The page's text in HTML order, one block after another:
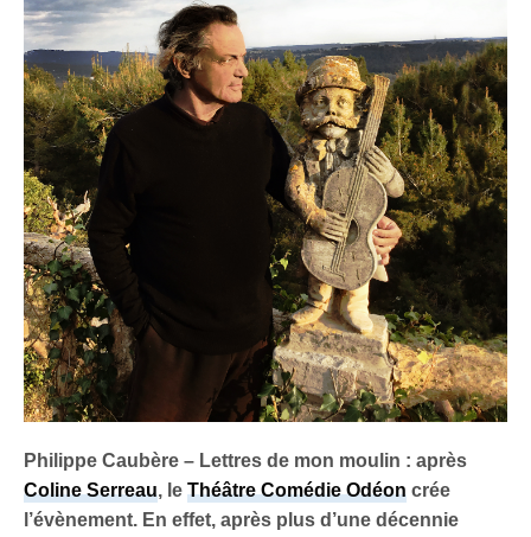
Philippe Caubère – Lettres de mon moulin : après
Coline Serreau, leThéâtre Comédie Odéon crée
l’évènement. En effet, après plus d’une décennie